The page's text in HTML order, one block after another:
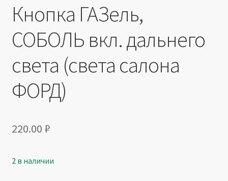
Кнопка ГАЗель,
СОБОЛЬ вкл. дальнего
света (света салона
ФОРД)
220.00 ₽
2 в наличии